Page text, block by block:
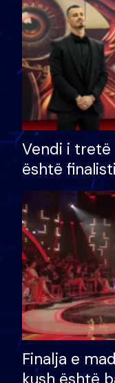
Vendi i tretë
është
Finalja e